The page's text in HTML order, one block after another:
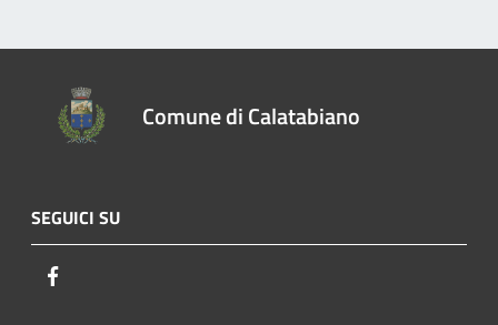
Comune di Calatabiano
SEGUICI SU